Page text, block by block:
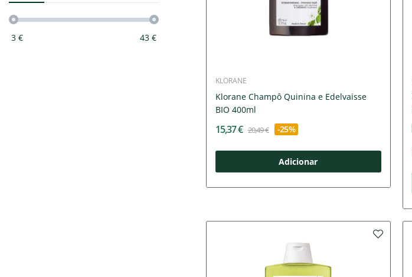
3 € 43€
KLORANE
Klorane Champô Quinina e Edelvaisse
BIO 400ml
15,37 € 20,49 € -25%
Adicionar